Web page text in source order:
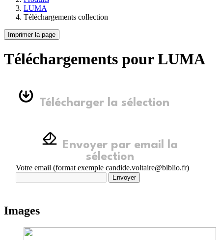
LUMA
Téléchargements collection
Imprimer la page
Téléchargements pour LUMA
Télécharger la sélection
sélection
Votre email (format exemple candide.voltaire@biblio.fr)
Envoyer
Images